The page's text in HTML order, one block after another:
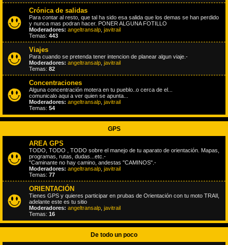
Crónica de salidas
Para contar al resto, que tal ha sido esa salida que los demas se han perdido
y nunca mas podran hacer. PONER ALGUNA FOTILLO
Moderadores: angeltransalp javitrail
Temas: 443
Viajes
Para cuando se pretenda tener intencion de planear algun viaje.-
Moderadores: angeltransalp javitrail
Temas: 82
Concentraciones
Alguna concentración motera en tu pueblo..o cerca de el...
comunicalo aqui a ver quien se apunta...
Moderadores: angeltransalp javitrail
Temas: 54
GPS
AREA GPS
TODO, TODO , TODO sobre el manejo de tu aparato de orientación. Mapas,
programas, rutas, dudas...etc.-
"Caminante no hay camino, andestas "CAMINOS".-
Moderadores: angeltransalp javitrail
Temas: 77
ORIENTACIÓN
Tienes GPS y quieres participar en prubas de Orientación con tu moto TRAIl,
adelante este es tu sitio
Moderadores: angeltransalp javitrail
Temas: 16
De todo un poco